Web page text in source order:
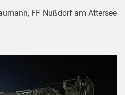
FF Nußdorf am Attersee